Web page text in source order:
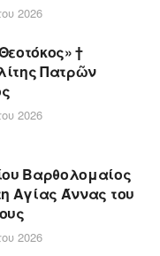
2026
†
Πατρῶν
2026
Βαρθολομαίος
Αγίας Άννας του
2026